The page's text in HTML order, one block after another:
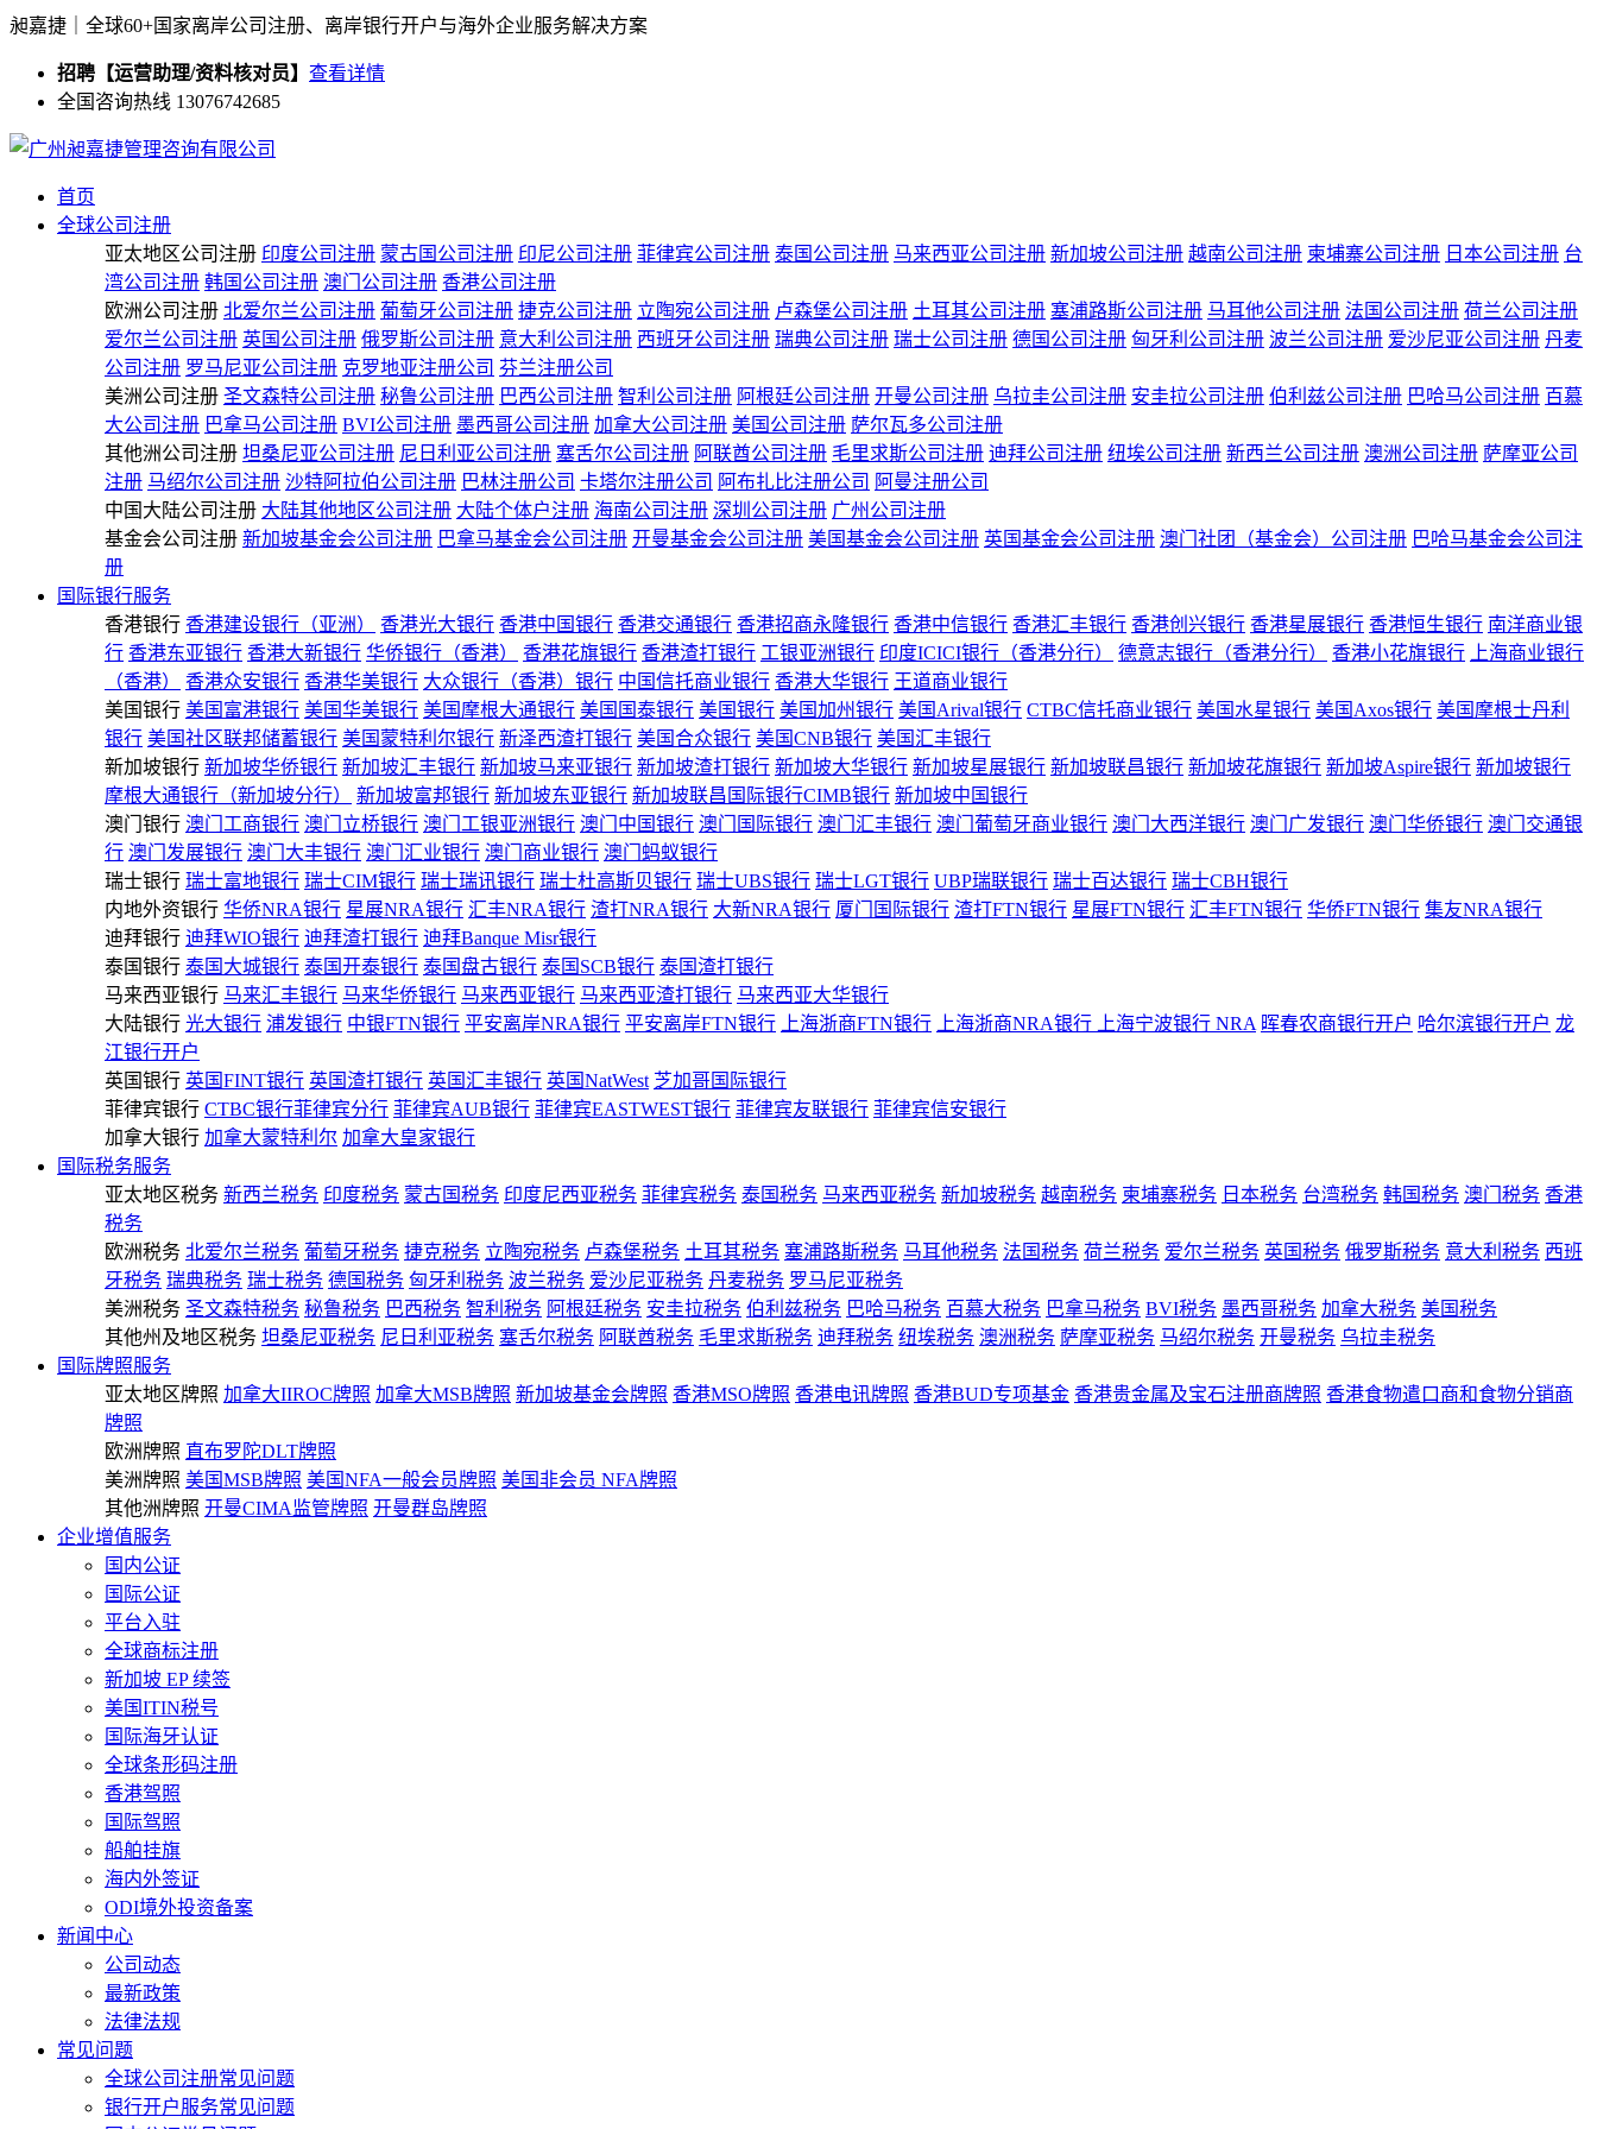
昶嘉捷｜全球60+国家离岸公司注册、离岸银行开户与海外企业服务解决方案
招聘【运营助理/资料核对员】 查看详情
全国咨询热线 13076742685
首页
全球公司注册
亚太地区公司注册 印度公司注册 蒙古国公司注册 印尼公司注册 菲律宾公司注册 泰国公司注册 马来西亚公司注册 新加坡公司注册 越南公司注册 柬埔寨公司注册 日本公司注册 台
湾公司注册 韩国公司注册 澳门公司注册 香港公司注册
欧洲公司注册 北爱尔兰公司注册 葡萄牙公司注册 捷克公司注册 立陶宛公司注册 卢森堡公司注册 土耳其公司注册 塞浦路斯公司注册 马耳他公司注册 法国公司注册 荷兰公司注册
爱尔兰公司注册 英国公司注册 俄罗斯公司注册 意大利公司注册 西班牙公司注册 瑞典公司注册 瑞士公司注册 德国公司注册 匈牙利公司注册 波兰公司注册 爱沙尼亚公司注册 丹麦
公司注册 罗马尼亚公司注册 克罗地亚注册公司 芬兰注册公司
美洲公司注册 圣文森特公司注册 秘鲁公司注册 巴西公司注册 智利公司注册 阿根廷公司注册 开曼公司注册 乌拉圭公司注册 安圭拉公司注册 伯利兹公司注册 巴哈马公司注册 百慕
大公司注册 巴拿马公司注册 BVI公司注册 墨西哥公司注册 加拿大公司注册 美国公司注册 萨尔瓦多公司注册
其他洲公司注册 坦桑尼亚公司注册 尼日利亚公司注册 塞舌尔公司注册 阿联酋公司注册 毛里求斯公司注册 迪拜公司注册 纽埃公司注册 新西兰公司注册 澳洲公司注册 萨摩亚公司
注册 马绍尔公司注册 沙特阿拉伯公司注册 巴林注册公司 卡塔尔注册公司 阿布扎比注册公司 阿曼注册公司
中国大陆公司注册 大陆其他地区公司注册 大陆个体户注册 海南公司注册 深圳公司注册 广州公司注册
基金会公司注册 新加坡基金会公司注册 巴拿马基金会公司注册 开曼基金会公司注册 美国基金会公司注册 英国基金会公司注册 澳门社团（基金会）公司注册 巴哈马基金会公司注
册
国际银行服务
香港银行 香港建设银行（亚洲） 香港光大银行 香港中国银行 香港交通银行 香港招商永隆银行 香港中信银行 香港汇丰银行 香港创兴银行 香港星展银行 香港恒生银行 南洋商业银
行 香港东亚银行 香港大新银行 华侨银行（香港） 香港花旗银行 香港渣打银行 工银亚洲银行 印度ICICI银行（香港分行） 德意志银行（香港分行） 香港小花旗银行
上海商业银行
（香港）
香港众安银行 香港华美银行 大众银行（香港）银行 中国信托商业银行 香港大华银行 王道商业银行
美国银行 美国富港银行 美国华美银行 美国摩根大通银行 美国国泰银行 美国银行 美国加州银行 美国Arival银行 CTBC信托商业银行 美国水星银行 美国Axos银行 美国摩根士丹利
银行 美国社区联邦储蓄银行 美国蒙特利尔银行 新泽西渣打银行 美国合众银行 美国CNB银行 美国汇丰银行
新加坡银行 新加坡华侨银行 新加坡汇丰银行 新加坡马来亚银行 新加坡渣打银行 新加坡大华银行 新加坡星展银行 新加坡联昌银行 新加坡花旗银行 新加坡Aspire银行 新加坡银行
摩根大通银行（新加坡分行）
新加坡富邦银行 新加坡东亚银行 新加坡联昌国际银行CIMB银行 新加坡中国银行
澳门银行 澳门工商银行 澳门立桥银行 澳门工银亚洲银行 澳门中国银行 澳门国际银行 澳门汇丰银行 澳门葡萄牙商业银行 澳门大西洋银行 澳门广发银行 澳门华侨银行 澳门交通银
行 澳门发展银行 澳门大丰银行 澳门汇业银行 澳门商业银行 澳门蚂蚁银行
瑞士银行 瑞士富地银行 瑞士CIM银行 瑞士瑞讯银行 瑞士杜高斯贝银行 瑞士UBS银行 瑞士LGT银行 UBP瑞联银行 瑞士百达银行 瑞士CBH银行
内地外资银行 华侨NRA银行 星展NRA银行 汇丰NRA银行 渣打NRA银行 大新NRA银行 厦门国际银行 渣打FTN银行 星展FTN银行 汇丰FTN银行 华侨FTN银行 集友NRA银行
迪拜银行 迪拜WIO银行 迪拜渣打银行 迪拜Banque Misr银行
泰国银行 泰国大城银行 泰国开泰银行 泰国盘古银行 泰国SCB银行 泰国渣打银行
马来西亚银行 马来汇丰银行 马来华侨银行 马来西亚银行 马来西亚渣打银行 马来西亚大华银行
大陆银行 光大银行 浦发银行 中银FTN银行 平安离岸NRA银行 平安离岸FTN银行 上海浙商FTN银行 上海浙商NRA银行 上海宁波银行 NRA 晖春农商银行开户 哈尔滨银行开户 龙
江银行开户
英国银行 英国FINT银行 英国渣打银行 英国汇丰银行 英国NatWest 芝加哥国际银行
菲律宾银行 CTBC银行菲律宾分行 菲律宾AUB银行 菲律宾EASTWEST银行 菲律宾友联银行 菲律宾信安银行
加拿大银行 加拿大蒙特利尔 加拿大皇家银行
国际税务服务
亚太地区税务 新西兰税务 印度税务 蒙古国税务 印度尼西亚税务 菲律宾税务 泰国税务 马来西亚税务 新加坡税务 越南税务 柬埔寨税务 日本税务 台湾税务 韩国税务 澳门税务 香港
税务
欧洲税务 北爱尔兰税务 葡萄牙税务 捷克税务 立陶宛税务 卢森堡税务 土耳其税务 塞浦路斯税务 马耳他税务 法国税务 荷兰税务 爱尔兰税务 英国税务 俄罗斯税务 意大利税务 西班
牙税务 瑞典税务 瑞士税务 德国税务 匈牙利税务 波兰税务 爱沙尼亚税务 丹麦税务 罗马尼亚税务
美洲税务 圣文森特税务 秘鲁税务 巴西税务 智利税务 阿根廷税务 安圭拉税务 伯利兹税务 巴哈马税务 百慕大税务 巴拿马税务 BVI税务 墨西哥税务 加拿大税务 美国税务
其他州及地区税务 坦桑尼亚税务 尼日利亚税务 塞舌尔税务 阿联酋税务 毛里求斯税务 迪拜税务 纽埃税务 澳洲税务 萨摩亚税务 马绍尔税务 开曼税务 乌拉圭税务
国际牌照服务
亚太地区牌照 加拿大IIROC牌照 加拿大MSB牌照 新加坡基金会牌照 香港MSO牌照 香港电讯牌照 香港BUD专项基金 香港贵金属及宝石注册商牌照 香港食物遣口商和食物分销商
牌照
欧洲牌照 直布罗陀DLT牌照
美洲牌照 美国MSB牌照 美国NFA一般会员牌照 美国非会员 NFA牌照
其他洲牌照 开曼CIMA监管牌照 开曼群岛牌照
企业增值服务
国内公证
国际公证
平台入驻
全球商标注册
新加坡 EP 续签
美国ITIN税号
国际海牙认证
全球条形码注册
香港驾照
国际驾照
船舶挂旗
海内外签证
ODI境外投资备案
新闻中心
公司动态
最新政策
法律法规
常见问题
全球公司注册常见问题
银行开户服务常见问题